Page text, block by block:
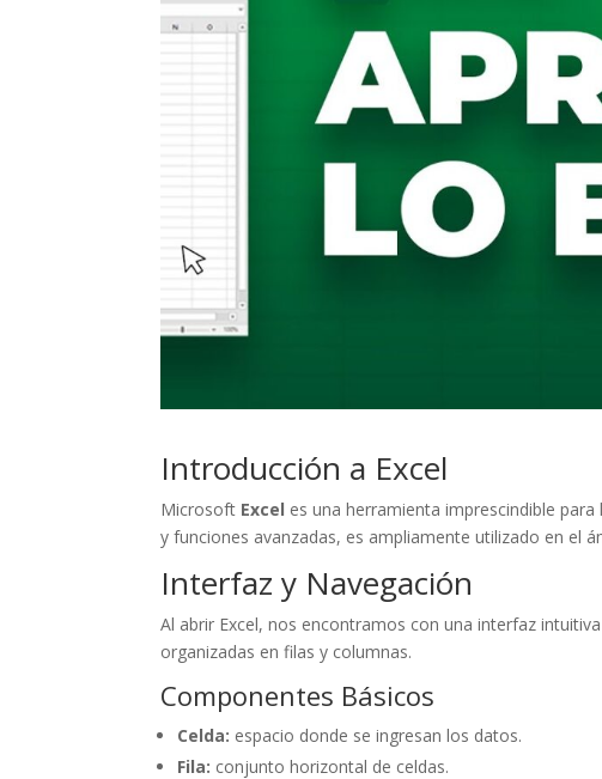
Introducción a Excel
Microsoft Excel es una herramienta imprescindible
y funciones avanzadas, es ampliamente utilizado en el
Interfaz y Navegación
Al abrir Excel, nos encontramos con una interfaz
organizadas en filas y columnas.
Componentes Básicos
Celda: espacio donde se ingresan los datos.
Fila: conjunto horizontal de celdas.